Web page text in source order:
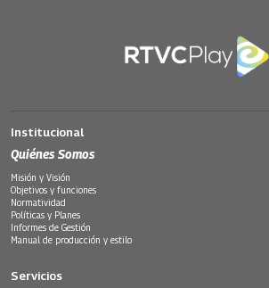
Institucional
Quiénes Somos
Misión y Visión
Objetivos y funciones
Normatividad
Políticas y Planes
Informes de Gestión
Manual de producción y estilo
Servicios